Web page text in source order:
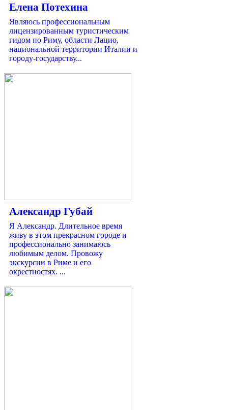
Елена Потехина
Являюсь профессиональным
лицензированным туристическим
гидом по Риму, области Лацио,
национальной территории Италии и
городу-государству...
Александр Губай
Я Александр. Длительное время
живу в этом прекрасном городе и
профессионально занимаюсь
любимым делом. Провожу
экскурсии в Риме и его
окрестностях. ...